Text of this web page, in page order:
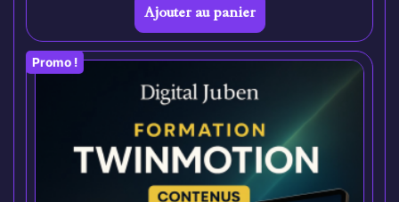
Ajouter au panier
Promo !